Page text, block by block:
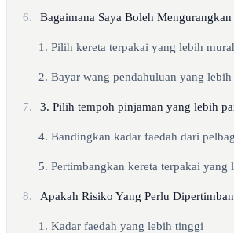
6. Bagaimana Saya Boleh
1. Pilih kereta terpakai yang lebih
2. Bayar wang pendahuluan yang
7. 3. Pilih tempoh pinjaman yang lebih
4. Bandingkan kadar faedah dari
5. Pertimbangkan kereta terpakai
8. Apakah Risiko Yang Perlu
1. Kadar faedah yang lebih tinggi